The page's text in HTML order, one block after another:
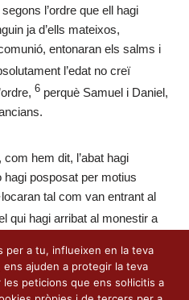
l’ordre que ell hagi
ja d’ells mateixos,
entonaran els salms i
l’edat no creï
6 perquè Samuel i Daniel,
hem dit, l’abat hagi
posposat per motius
tal com van entrant al
qui hagi arribat al monestir a
de qualsevol edat o dignitat que
els farà observar la
per a tu, influeixen en la teva
ajuden a protegir la teva
peticions que ens sol·licitis a